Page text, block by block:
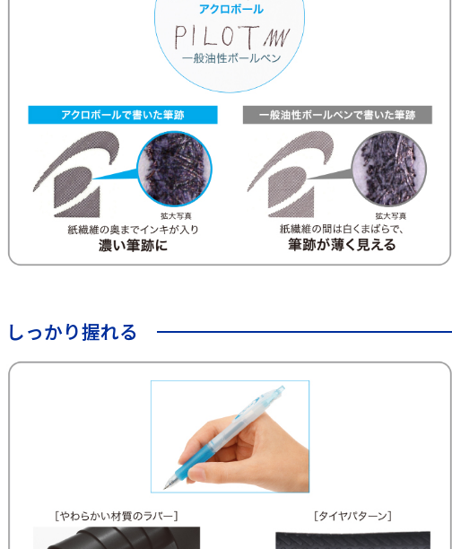
しっかり握れる